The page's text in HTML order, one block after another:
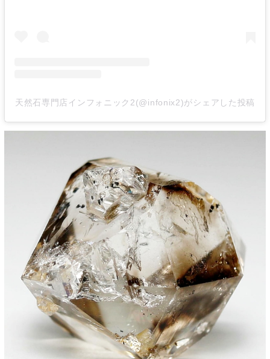
天然石専門店インフォニック2(@infonix2)がシェアした投稿